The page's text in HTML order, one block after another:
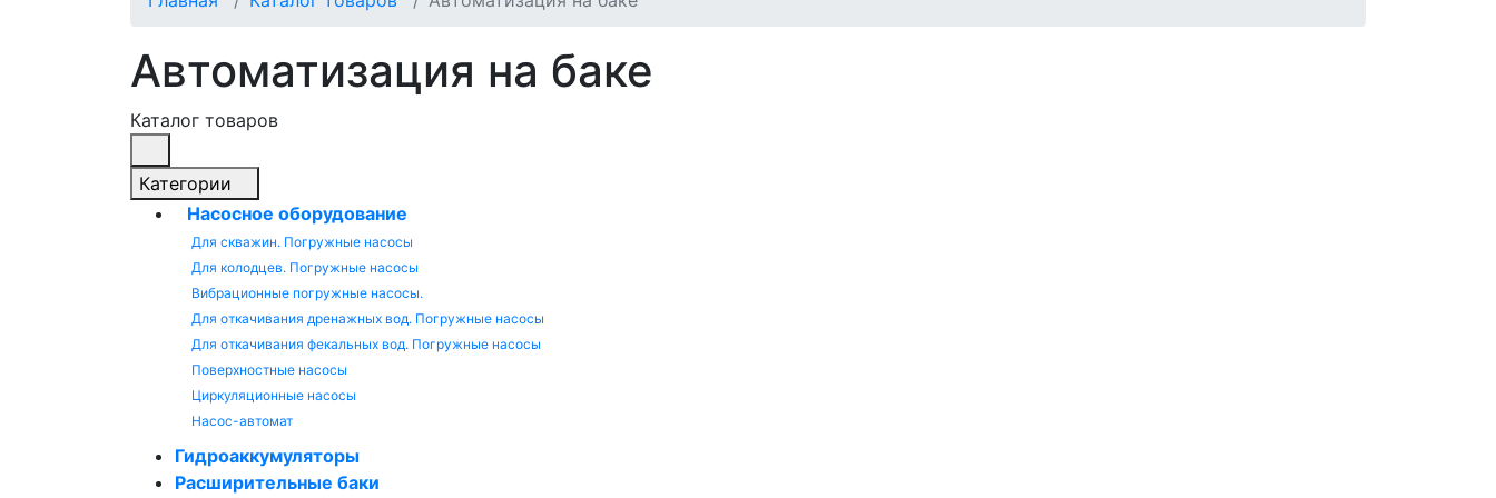
Автоматизация на баке
Каталог товаров
Категории
Насосное оборудование
Для скважин. Погружные насосы
Для колодцев. Погружные насосы
Вибрационные погружные насосы.
Для откачивания дренажных вод. Погружные насосы
Для откачивания фекальных вод. Погружные насосы
Поверхностные насосы
Циркуляционные насосы
Насос-автомат
Гидроаккумуляторы
Расширительные баки